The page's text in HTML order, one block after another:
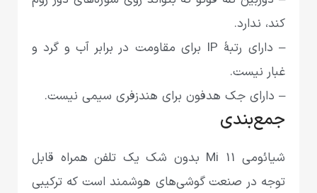
کند، ندارد.
– دارای رتبهٔ IP برای مقاومت در برابر آب و گرد و
غبار نیست.
– دارای جک هدفون برای هندزفری سیمی‌ نیست.
جمع‌بندی
شیائومی‌ Mi 11 بدون شک یک تلفن همراه قابل
توجه در صنعت گوشی‌های هوشمند است که ترکیبی